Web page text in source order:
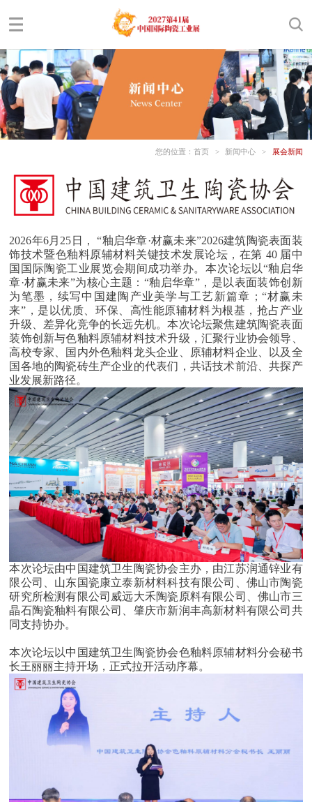
您的位置： 首页 > 新闻中心 > 展会新闻
2026年6月25日， “釉启华章·材赢未来”2026建筑陶瓷表面装
饰技术暨色釉料原辅材料关键技术发展论坛，在第 40 届中
国国际陶瓷工业展览会期间成功举办。本次论坛以“釉启华
章·材赢未来”为核心主题：“釉启华章”，是以表面装饰创新
为笔墨，续写中国建陶产业美学与工艺新篇章；“材赢未
来”，是以优质、环保、高性能原辅材料为根基，抢占产业
升级、差异化竞争的长远先机。本次论坛聚焦建筑陶瓷表面
装饰创新与色釉料原辅材料技术升级，汇聚行业协会领导、
高校专家、国内外色釉料龙头企业、原辅材料企业、以及全
国各地的陶瓷砖生产企业的代表们，共话技术前沿、共探产
业发展新路径。
本次论坛由中国建筑卫生陶瓷协会主办，由江苏润通锌业有
限公司、山东国瓷康立泰新材料科技有限公司、佛山市陶瓷
研究所检测有限公司威远大禾陶瓷原料有限公司、佛山市三
晶石陶瓷釉料有限公司、肇庆市新润丰高新材料有限公司共
同支持协办。
本次论坛以中国建筑卫生陶瓷协会色釉料原辅材料分会秘书
长王丽丽主持开场，正式拉开活动序幕。